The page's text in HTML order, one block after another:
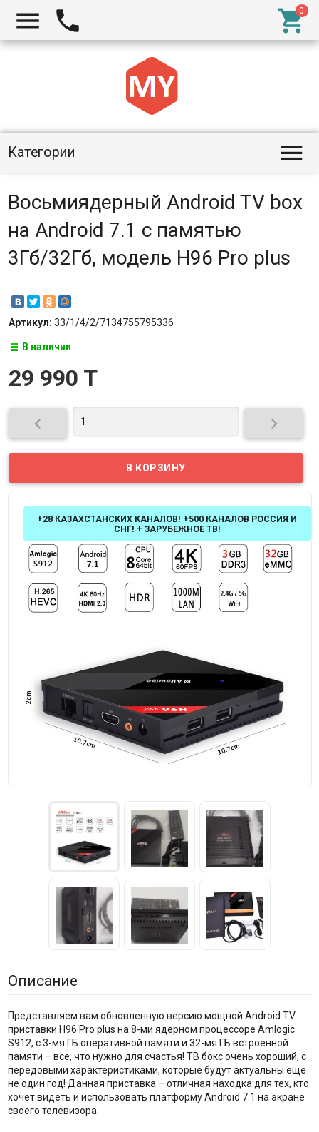
  
Категории 
Восьмиядерный Android TV box
на Android 7.1 с памятью
3Гб/32Гб, модель H96 Pro plus
Артикул: 33/1/4/2/7134755795336
В наличии
29 990 T
 
+28 КАЗАХСТАНСКИХ КАНАЛОВ! +500 КАНАЛОВ РОССИЯ И
СНГ! + ЗАРУБЕЖНОЕ ТВ!
Описание
Представляем вам обновленную версию мощной Android TV
приставки H96 Pro plus на 8-ми ядерном процессоре Amlogic
S912, с 3-мя ГБ оперативной памяти и 32-мя ГБ встроенной
памяти – все, что нужно для счастья! ТВ бокс очень хороший, с
передовыми характеристиками, которые будут актуальны еще
не один год! Данная приставка – отличная находка для тех, кто
хочет видеть и использовать платформу Android 7.1 на экране
своего телевизора.